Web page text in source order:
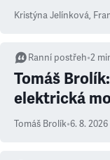
Kristýna Jelínková,
Ranní postřeh•2
Tomáš
elektrická
Tomáš Brolík•6. 8. 2026